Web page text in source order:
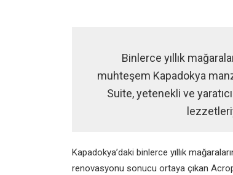
Binlerce yıllık
muhteşem Kapadokya
Suite, yetenekli ve
Kapadokya’daki binlerce yıllık
renovasyonu sonucu ortaya çıkan